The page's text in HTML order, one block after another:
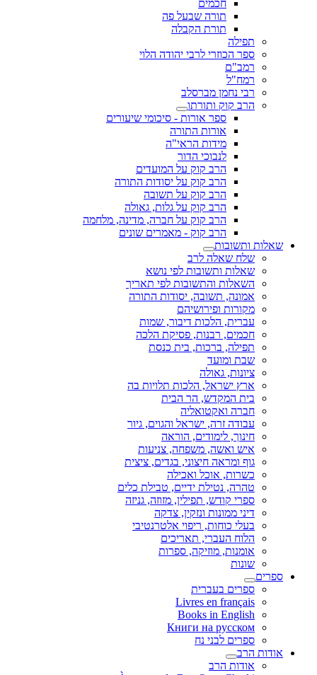
חכמים
תורה שבעל פה
תורת הקבלה
תפילה
ספר הכוזרי לרבי יהודה הלוי
רמב"ם
רמח"ל
רבי נחמן מברסלב
הרב קוק ותורתו
ספר אורות - סיכומי שיעורים
אורות התורה
מידות הראי"ה
לנבוכי הדור
הרב קוק על המועדים
הרב קוק על יסודות התורה
הרב קוק על תשובה
הרב קוק על גלות, גאולה
הרב קוק על חברה, מדינה, מלחמה
הרב קוק - מאמרים שונים
שאלות ותשובות
שלח שאלה לרב
שאלות ותשובות לפי נושא
השאלות והתשובות לפי תאריך
אמונה, תשובה, יסודות התורה
מקורות ופירושיהם
עברית, הלכות דיבור, שמות
חכמים, רבנות, פסיקת הלכה
תפילה, ברכות, בית כנסת
שבת ומועד
ציונות, גאולה
ארץ ישראל, הלכות תלויות בה
בית המקדש, הר הבית
חברה ואקטואליה
עבודה זרה, ישראל והגוים, גיור
חינוך, לימודים, הוראה
איש ואשה, משפחה, צניעות
גוף ומראה חיצוני, בגדים, ציצית
כשרות, אוכל ואכילה
טהרה, נטילת ידיים, טבילת כלים
ספרי קודש, תפילין, מזוזה, גניזה
דיני ממונות ונזקין, צדקה
בעלי כוחות, ריפוי אלטרנטיבי
הלוח העברי, תאריכים
אומנות, מוזיקה, ספרות
שונות
ספרים
ספרים בעברית
Livres en français
Books in English
Книги на русском
ספרים לבני נח
אודות הרב
אודות הרב